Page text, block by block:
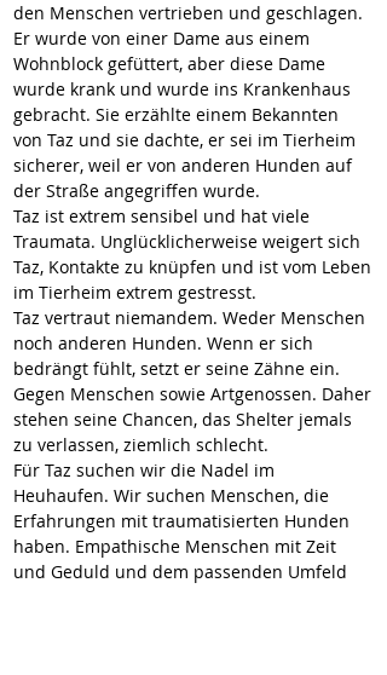
den Menschen vertrieben und geschlagen.
Er wurde von einer Dame aus einem
Wohnblock gefüttert, aber diese Dame
wurde krank und wurde ins Krankenhaus
gebracht. Sie erzählte einem Bekannten
von Taz und sie dachte, er sei im Tierheim
sicherer, weil er von anderen Hunden auf
der Straße angegriffen wurde.
Taz ist extrem sensibel und hat viele
Traumata. Unglücklicherweise weigert sich
Taz, Kontakte zu knüpfen und ist vom Leben
im Tierheim extrem gestresst.
Taz vertraut niemandem. Weder Menschen
noch anderen Hunden. Wenn er sich
bedrängt fühlt, setzt er seine Zähne ein.
Gegen Menschen sowie Artgenossen. Daher
stehen seine Chancen, das Shelter jemals
zu verlassen, ziemlich schlecht.
Für Taz suchen wir die Nadel im
Heuhaufen. Wir suchen Menschen, die
Erfahrungen mit traumatisierten Hunden
haben. Empathische Menschen mit Zeit
und Geduld und dem passenden Umfeld